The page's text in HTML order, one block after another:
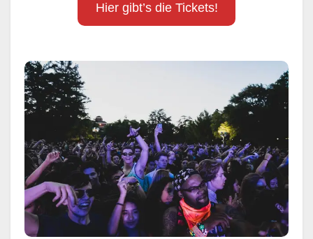
Hier gibt’s die Tickets!